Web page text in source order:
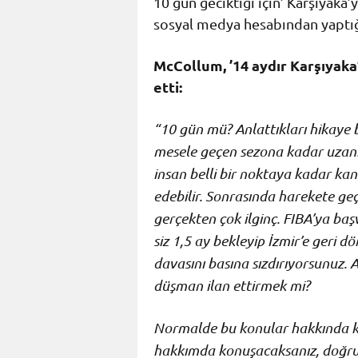
sosyal medya hesabından
McCollum, ’14 aydır
etti:
“10 gün mü? Anlattıkları
mesele geçen sezona kadar
insan belli bir noktaya kadar
edebilir. Sonrasında harekete
gerçekten çok ilginç. FIBA’ya
siz 1,5 ay bekleyip İzmir’e geri
davasını basına
düşman ilan ettirmek mi?
Normalde bu konular hakkında
hakkımda konuşacaksanız,